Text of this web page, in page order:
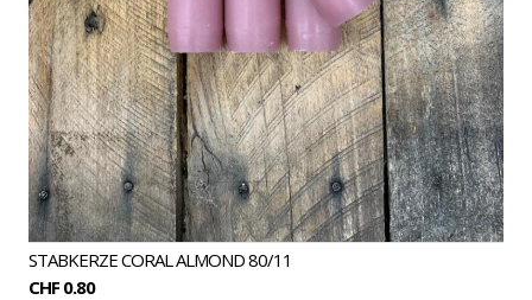
STABKERZE CORAL ALMOND 80/11
CHF 0.80